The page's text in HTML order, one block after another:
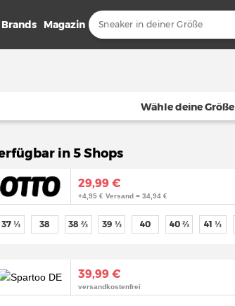
Brands Magazin
Wähle deine Größe
in 5 Shops
29,99 €
+4,95 € Versand = 34,94 €
37 ⅓ 38 38 ⅔ 39 ⅓ 40 40 ⅔ 41 ⅓
39,99 €
versandkostenfrei